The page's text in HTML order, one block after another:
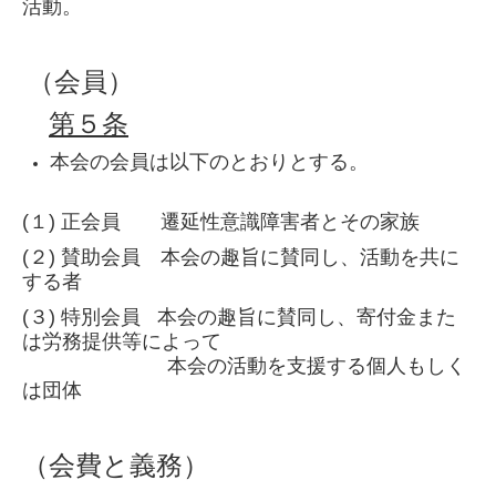
活動。
（会員）
第５条
本会の会員は以下のとおりとする。
(１) 正会員 遷延性意識障害者とその家族
(２) 賛助会員 本会の趣旨に賛同し、活動を共に
する者
(３) 特別会員 本会の趣旨に賛同し、寄付金また
は労務提供等によって
本会の活動を支援する個人もしく
は団体
（会費と義務）